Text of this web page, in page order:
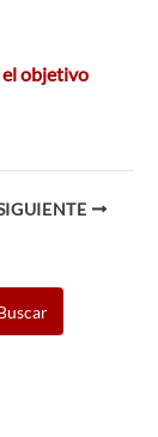
el objetivo